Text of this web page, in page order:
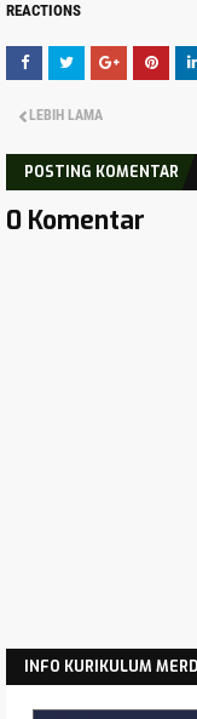
REACTIONS
LEBIH LAMA
POSTING KOMENTAR
0 Komentar
INFO KURIKULUM